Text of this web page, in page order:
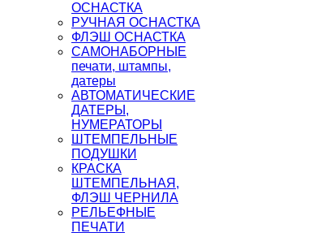
ОСНАСТКА
РУЧНАЯ ОСНАСТКА
ФЛЭШ ОСНАСТКА
САМОНАБОРНЫЕ
печати, штампы,
датеры
АВТОМАТИЧЕСКИЕ
ДАТЕРЫ,
НУМЕРАТОРЫ
ШТЕМПЕЛЬНЫЕ
ПОДУШКИ
КРАСКА
ШТЕМПЕЛЬНАЯ,
ФЛЭШ ЧЕРНИЛА
РЕЛЬЕФНЫЕ
ПЕЧАТИ